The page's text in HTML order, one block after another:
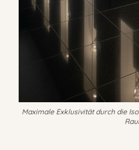
Maximale Exklusivität durch die